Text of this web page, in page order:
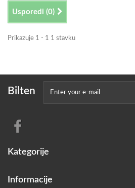
Usporedi (0)
Prikazuje 1 - 1 1 stavku
Bilten
Kategorije
Informacije